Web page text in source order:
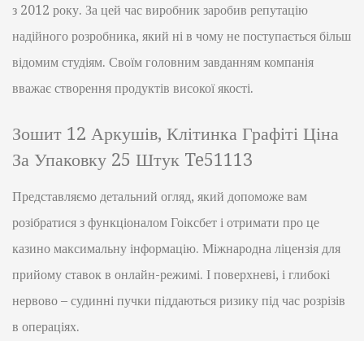
з 2012 року. За цей час виробник заробив репутацію
надійного розробника, який ні в чому не поступається більш
відомим студіям. Своїм головним завданням компанія
вважає створення продуктів високої якості.
Зошит 12 Аркушів, Клітинка Графіті Ціна
За Упаковку 25 Штук Te51113
Представляємо детальний огляд, який допоможе вам
розібратися з функціоналом Гоіксбет і отримати про це
казино максимальну інформацію. Міжнародна ліцензія для
прийому ставок в онлайн-режимі. І поверхневі, і глибокі
нервово – судинні пучки піддаються ризику під час розрізів
в операціях.